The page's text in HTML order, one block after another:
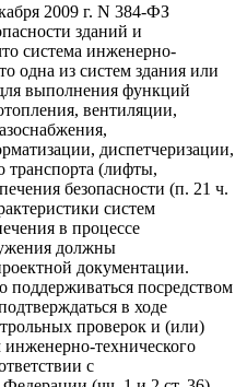
2009 г. N 384-ФЗ
зданий и
система инженерно-
одна из систем здания или
выполнения функций
вентиляции,
диспетчеризации,
транспорта (лифты,
безопасности (п. 21 ч.
систем
в процессе
должны
документации.
поддерживаться посредством
в ходе
проверок и (или)
технического
с